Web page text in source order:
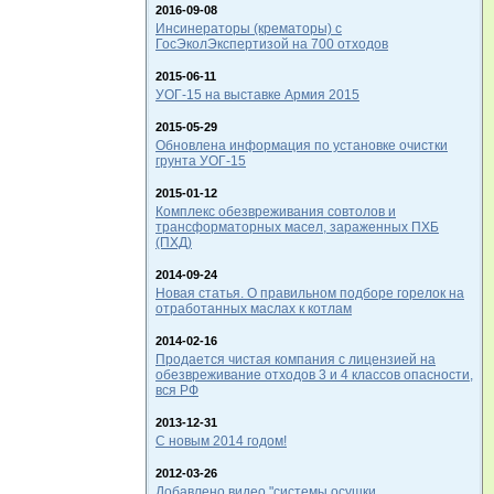
2016-09-08
Инсинераторы (крематоры) с
ГосЭколЭкспертизой на 700 отходов
2015-06-11
УОГ-15 на выставке Армия 2015
2015-05-29
Обновлена информация по установке очистки
грунта УОГ-15
2015-01-12
Комплекс обезвреживания совтолов и
трансформаторных масел, зараженных ПХБ
(ПХД)
2014-09-24
Новая статья. О правильном подборе горелок на
отработанных маслах к котлам
2014-02-16
Продается чистая компания с лицензией на
обезвреживание отходов 3 и 4 классов опасности,
вся РФ
2013-12-31
С новым 2014 годом!
2012-03-26